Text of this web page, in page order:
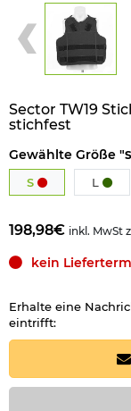
Sector TW19
stichfest
Gewählte Größe "S
S L
198,98€ inkl. MwSt
kein
Erhalte eine
eintrifft: